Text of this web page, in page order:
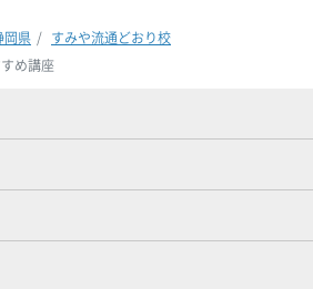
岡県
すみや流通どおり校
め講座